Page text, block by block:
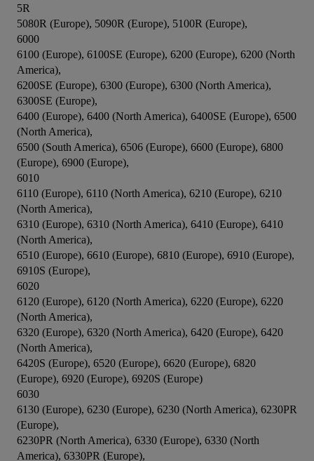
5R
5080R (Europe), 5090R (Europe), 5100R (Europe),
6000
6100 (Europe), 6100SE (Europe), 6200 (Europe), 6200 (North
America),
6200SE (Europe), 6300 (Europe), 6300 (North America),
6300SE (Europe),
6400 (Europe), 6400 (North America), 6400SE (Europe), 6500
(North America),
6500 (South America), 6506 (Europe), 6600 (Europe), 6800
(Europe), 6900 (Europe),
6010
6110 (Europe), 6110 (North America), 6210 (Europe), 6210
(North America),
6310 (Europe), 6310 (North America), 6410 (Europe), 6410
(North America),
6510 (Europe), 6610 (Europe), 6810 (Europe), 6910 (Europe),
6910S (Europe),
6020
6120 (Europe), 6120 (North America), 6220 (Europe), 6220
(North America),
6320 (Europe), 6320 (North America), 6420 (Europe), 6420
(North America),
6420S (Europe), 6520 (Europe), 6620 (Europe), 6820
(Europe), 6920 (Europe), 6920S (Europe)
6030
6130 (Europe), 6230 (Europe), 6230 (North America), 6230PR
(Europe),
6230PR (North America), 6330 (Europe), 6330 (North
America), 6330PR (Europe),